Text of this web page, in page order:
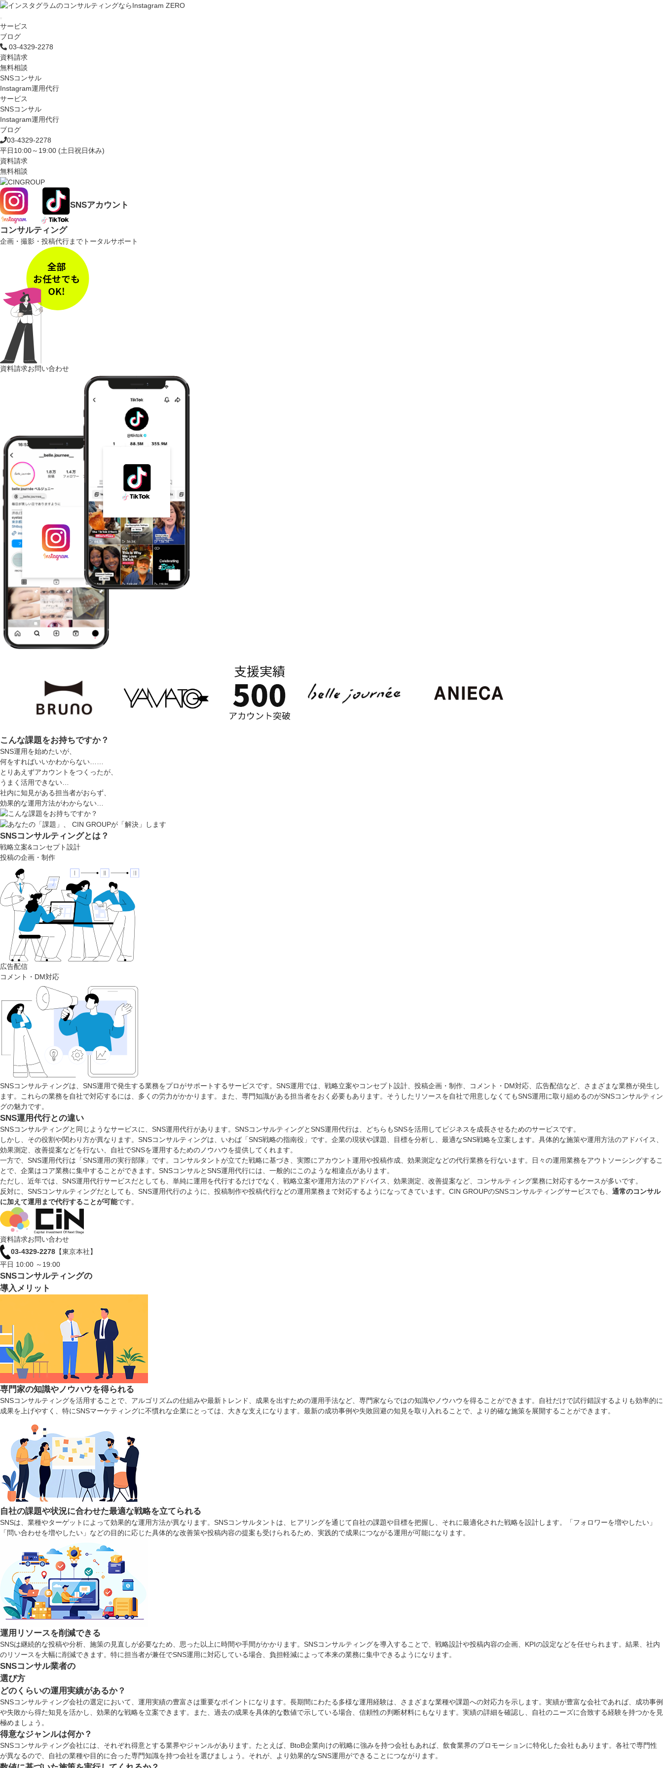
サービス
ブログ
03-4329-2278
資料請求
無料相談
SNSコンサル
Instagram運用代行
サービス
SNSコンサル
Instagram運用代行
ブログ
03-4329-2278
平日10:00～19:00 (土日祝日休み)
資料請求
無料相談
SNSアカウント
コンサルティング
企画・撮影・投稿代行までトータルサポート
資料請求お問い合わせ
こんな課題をお持ちですか？
SNS運用を始めたいが、
何をすればいいかわからない……
とりあえずアカウントをつくったが、
うまく活用できない…
社内に知見がある担当者がおらず、
効果的な運用方法がわからない…
SNSコンサルティングとは？
戦略立案&コンセプト設計
投稿の企画・制作
広告配信
コメント・DM対応
SNSコンサルティングは、SNS運用で発生する業務をプロがサポートするサービスです。SNS運用では、戦略立案やコンセプト設計、投稿企画・制作、コメント・DM対応、広告配信など、さまざまな業務が発生し
ます。これらの業務を自社で対応するには、多くの労力がかかります。また、専門知識がある担当者をおく必要もあります。そうしたリソースを自社で用意しなくてもSNS運用に取り組めるのがSNSコンサルティン
グの魅力です。
SNS運用代行との違い
SNSコンサルティングと同じようなサービスに、SNS運用代行があります。SNSコンサルティングとSNS運用代行は、どちらもSNSを活用してビジネスを成長させるためのサービスです。
しかし、その役割や関わり方が異なります。SNSコンサルティングは、いわば「SNS戦略の指南役」です。企業の現状や課題、目標を分析し、最適なSNS戦略を立案します。具体的な施策や運用方法のアドバイス、
効果測定、改善提案などを行ない、自社でSNSを運用するためのノウハウを提供してくれます。
一方で、SNS運用代行は「SNS運用の実行部隊」です。コンサルタントが立てた戦略に基づき、実際にアカウント運用や投稿作成、効果測定などの代行業務を行ないます。日々の運用業務をアウトソーシングするこ
とで、企業はコア業務に集中することができます。SNSコンサルとSNS運用代行には、一般的にこのような相違点があります。
ただし、近年では、SNS運用代行サービスだとしても、単純に運用を代行するだけでなく、戦略立案や運用方法のアドバイス、効果測定、改善提案など、コンサルティング業務に対応するケースが多いです。
反対に、SNSコンサルティングだとしても、SNS運用代行のように、投稿制作や投稿代行などの運用業務まで対応するようになってきています。CIN GROUPのSNSコンサルティングサービスでも、 通常のコンサル
に加えて運用まで代行することが可能です。
資料請求お問い合わせ
03-4329-2278 【東京本社】
平日 10:00 ～19:00
SNSコンサルティングの
導入メリット
専門家の知識やノウハウを得られる
SNSコンサルティングを活用することで、アルゴリズムの仕組みや最新トレンド、成果を出すための運用手法など、専門家ならではの知識やノウハウを得ることができます。自社だけで試行錯誤するよりも効率的に
成果を上げやすく、特にSNSマーケティングに不慣れな企業にとっては、大きな支えになります。最新の成功事例や失敗回避の知見を取り入れることで、より的確な施策を展開することができます。
自社の課題や状況に合わせた最適な戦略を立てられる
SNSは、業種やターゲットによって効果的な運用方法が異なります。SNSコンサルタントは、ヒアリングを通じて自社の課題や目標を把握し、それに最適化された戦略を設計します。「フォロワーを増やしたい」
「問い合わせを増やしたい」などの目的に応じた具体的な改善策や投稿内容の提案も受けられるため、実践的で成果につながる運用が可能になります。
運用リソースを削減できる
SNSは継続的な投稿や分析、施策の見直しが必要なため、思った以上に時間や手間がかかります。SNSコンサルティングを導入することで、戦略設計や投稿内容の企画、KPIの設定などを任せられます。結果、社内
のリソースを大幅に削減できます。特に担当者が兼任でSNS運用に対応している場合、負担軽減によって本来の業務に集中できるようになります。
SNSコンサル業者の
選び方
どのくらいの運用実績があるか？
SNSコンサルティング会社の選定において、運用実績の豊富さは重要なポイントになります。長期間にわたる多様な運用経験は、さまざまな業種や課題への対応力を示します。実績が豊富な会社であれば、成功事例
や失敗から得た知見を活かし、効果的な戦略を立案できます。また、過去の成果を具体的な数値で示している場合、信頼性の判断材料にもなります。実績の詳細を確認し、自社のニーズに合致する経験を持つかを見
極めましょう。
得意なジャンルは何か？
SNSコンサルティング会社には、それぞれ得意とする業界やジャンルがあります。たとえば、BtoB企業向けの戦略に強みを持つ会社もあれば、飲食業界のプロモーションに特化した会社もあります。各社で専門性
が異なるので、自社の業種や目的に合った専門知識を持つ会社を選びましょう。それが、より効果的なSNS運用ができることにつながります。